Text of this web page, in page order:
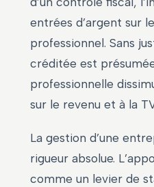
entrées d’argent sur
professionnel. Sans
créditée est
professionnelle
sur le revenu et à la
La gestion d’une
rigueur absolue.
comme un levier de